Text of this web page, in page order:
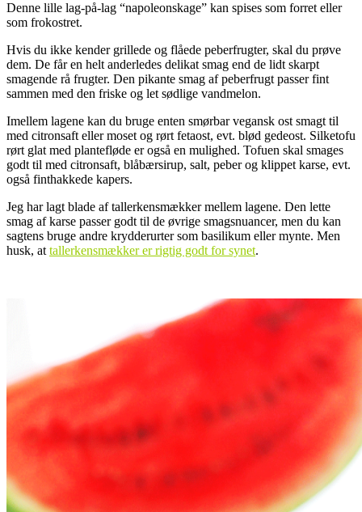
Denne lille lag-på-lag “napoleonskage” kan spises som forret eller
som frokostret.
Hvis du ikke kender grillede og flåede peberfrugter, skal du prøve
dem. De får en helt anderledes delikat smag end de lidt skarpt
smagende rå frugter. Den pikante smag af peberfrugt passer fint
sammen med den friske og let sødlige vandmelon.
Imellem lagene kan du bruge enten smørbar vegansk ost smagt til
med citronsaft eller moset og rørt fetaost, evt. blød gedeost. Silketofu
rørt glat med plantefløde er også en mulighed. Tofuen skal smages
godt til med citronsaft, blåbærsirup, salt, peber og klippet karse, evt.
også finthakkede kapers.
Jeg har lagt blade af tallerkensmækker mellem lagene. Den lette
smag af karse passer godt til de øvrige smagsnuancer, men du kan
sagtens bruge andre krydderurter som basilikum eller mynte. Men
husk, at tallerkensmækker er rigtig godt for synet.